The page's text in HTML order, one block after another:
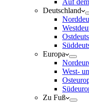
Auf
Deutschland
Europa
West-
Zu Fuß